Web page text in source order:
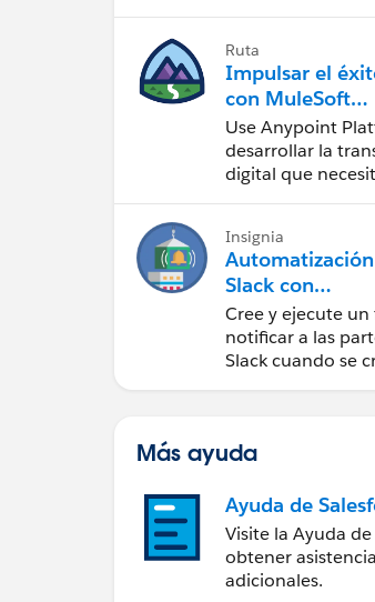
Ruta
Impulsar el
con MuleSoft
Anypoint
Use Anypoint
desarrollar la
digital que
Insignia
Slack con
MuleSoft
Cree y ejecute
notificar a las
Slack cuando se
Más ayuda
Ayuda de
Visite la Ayuda
obtener
adicionales.